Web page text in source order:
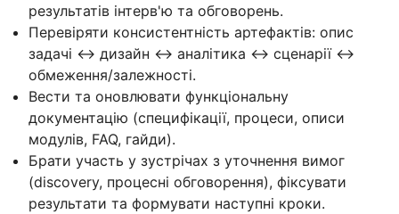
результатів інтерв'ю та обговорень.
Перевіряти консистентність артефактів: опис
задачі ↔ дизайн ↔ аналітика ↔ сценарії ↔
обмеження/залежності.
Вести та оновлювати функціональну
документацію (специфікації, процеси, описи
модулів, FAQ, гайди).
Брати участь у зустрічах з уточнення вимог
(discovery, процесні обговорення), фіксувати
результати та формувати наступні кроки.